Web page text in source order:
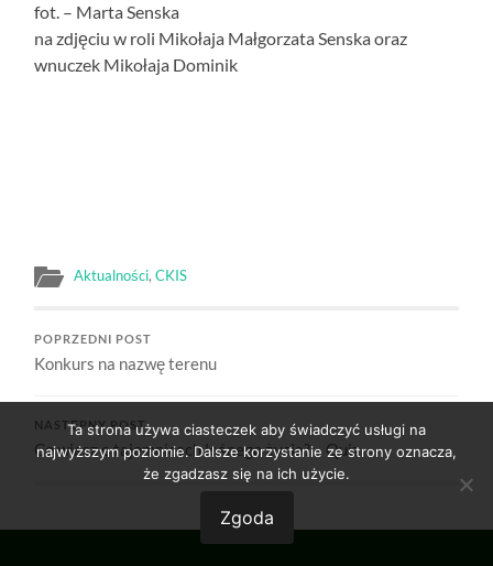
fot. – Marta Senska
na zdjęciu w roli Mikołaja Małgorzata Senska oraz
wnuczek Mikołaja Dominik
Aktualności,CKIS
POPRZEDNI POST
Konkurs na nazwę terenu
NASTĘPNY POST
Co wiesz o tajemnicach leśnego życia? – Quiz
Ta strona używa ciasteczek aby świadczyć usługi na
najwyższym poziomie. Dalsze korzystanie ze strony oznacza,
że zgadzasz się na ich użycie.
Zgoda